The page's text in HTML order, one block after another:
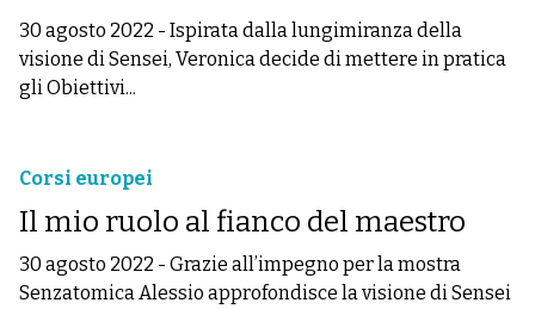
30 agosto 2022 - Ispirata dalla lungimiranza della
visione di Sensei, Veronica decide di mettere in pratica
gli Obiettivi...
Corsi europei
Il mio ruolo al fianco del maestro
30 agosto 2022 - Grazie all’impegno per la mostra
Senzatomica Alessio approfondisce la visione di Sensei